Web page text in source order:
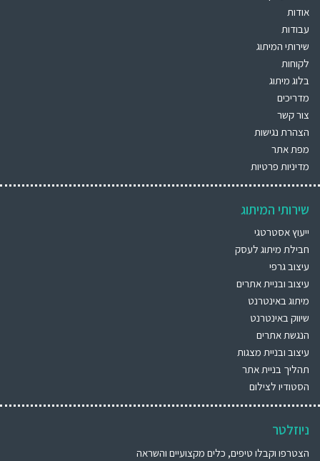
אודות
עבודות
שירותי המיתוג
לקוחות
בלוג מיתוג
מדריכים
צור קשר
הצהרת נגישות
מפת אתר
מדיניות פרטיות
שירותי המיתוג
ייעוץ אסטרטגי
חבילת מיתוג לעסק
עיצוב גרפי
עיצוב ובניית אתרים
מיתוג באינטרנט
שיווק באינטרנט
הנגשת אתרים
עיצוב ובניית מצגות
תהליך בניית אתר
הסטודיו לצילום
ניוזלטר
הצטרפו וקבלו טיפים, כלים מקצועיים והשראה